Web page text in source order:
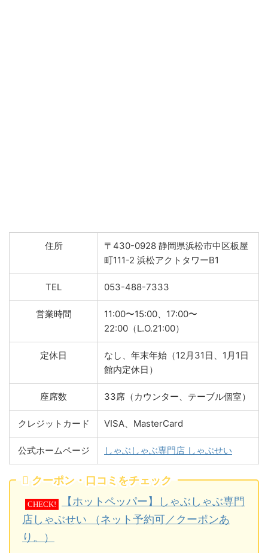
住所
〒430-0928 静岡県浜松市中区板屋
町111-2 浜松アクトタワーB1
TEL 053-488-7333
営業時間
11:00〜15:00、17:00〜
22:00（L.O.21:00）
定休日
なし、年末年始（12月31日、1月1日
館内定休日）
座席数 33席（カウンター、テーブル個室）
クレジットカード VISA、MasterCard
公式ホームページ しゃぶしゃぶ専門店 しゃぶせい
クーポン・口コミをチェック
CHECK!
【ホットペッパー】しゃぶしゃぶ専門
店しゃぶせい （ネット予約可／クーポンあ
り。）